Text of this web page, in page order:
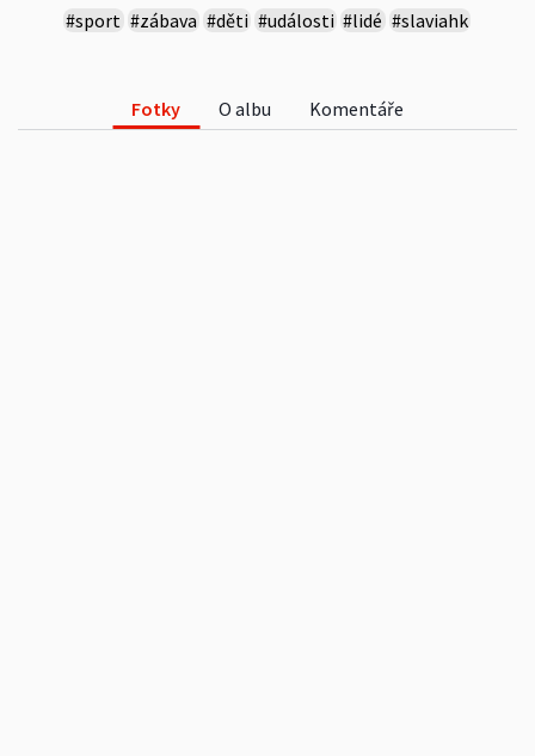
#sport #zábava #děti #události #lidé #slaviahk
Fotky O albu Komentáře